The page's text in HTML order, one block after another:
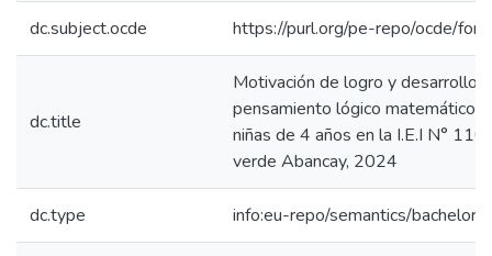
dc.subject.ocde https://purl.org/pe-repo/ocde/
dc.title
Motivación de logro y desarrollo
pensamiento lógico matemático
niñas de 4 años en la I.E.I N°
verde Abancay, 2024
dc.type info:eu-repo/semantics/